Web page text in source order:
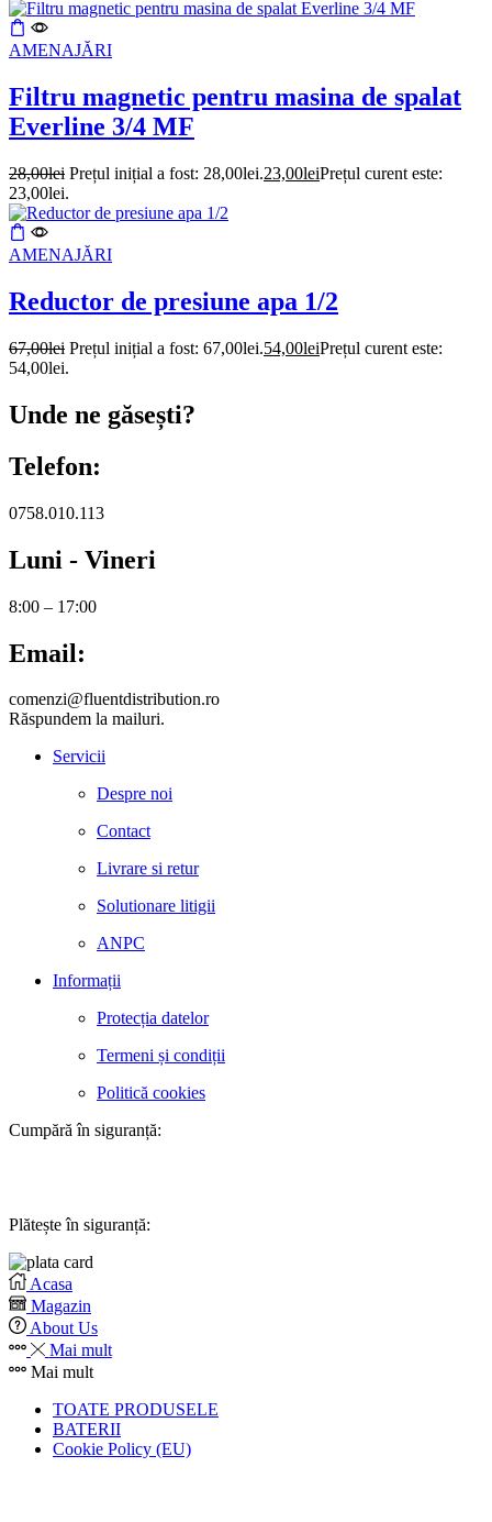
AMENAJĂRI
Filtru magnetic pentru masina de spalat
Everline 3/4 MF
28,00lei Prețul inițial a fost: 28,00lei.23,00leiPrețul curent este:
23,00lei.
AMENAJĂRI
Reductor de presiune apa 1/2
67,00lei Prețul inițial a fost: 67,00lei.54,00leiPrețul curent este:
54,00lei.
Unde ne găsești?
Telefon:
0758.010.113
Luni - Vineri
8:00 – 17:00
Email:
comenzi@fluentdistribution.ro
Răspundem la mailuri.
Servicii
Despre noi
Contact
Livrare si retur
Solutionare litigii
ANPC
Informații
Protecția datelor
Termeni și condiții
Politică cookies
Cumpără în siguranță:
Plătește în siguranță:
Acasa
Magazin
About Us
Mai mult
Mai mult
TOATE PRODUSELE
BATERII
Cookie Policy (EU)